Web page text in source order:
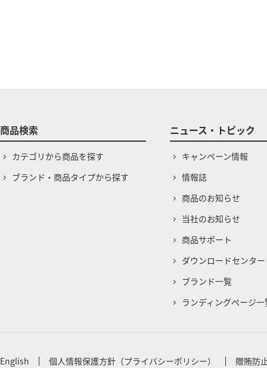
商品検索
カテゴリから商品を探す
ブランド・商品タイプから探す
ニュース・トピック
キャンペーン情報
情報誌
商品のお知らせ
当社のお知らせ
商品サポート
ダウンロードセンター
ブランド一覧
ランディングページ一
English 個人情報保護方針（プライバシーポリシー） 贈賄防